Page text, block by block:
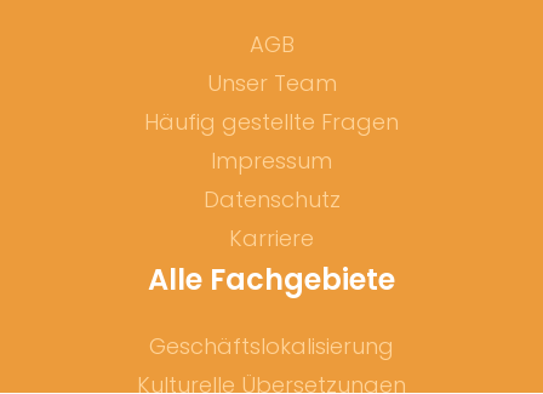
AGB
Unser Team
Häufig gestellte Fragen
Impressum
Datenschutz
Karriere
Alle Fachgebiete
Geschäftslokalisierung
Kulturelle Übersetzungen